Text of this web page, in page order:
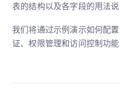
表的结构以及各字段的用法说
我们将通过示例演示如何配
证、权限管理和访问控制功能